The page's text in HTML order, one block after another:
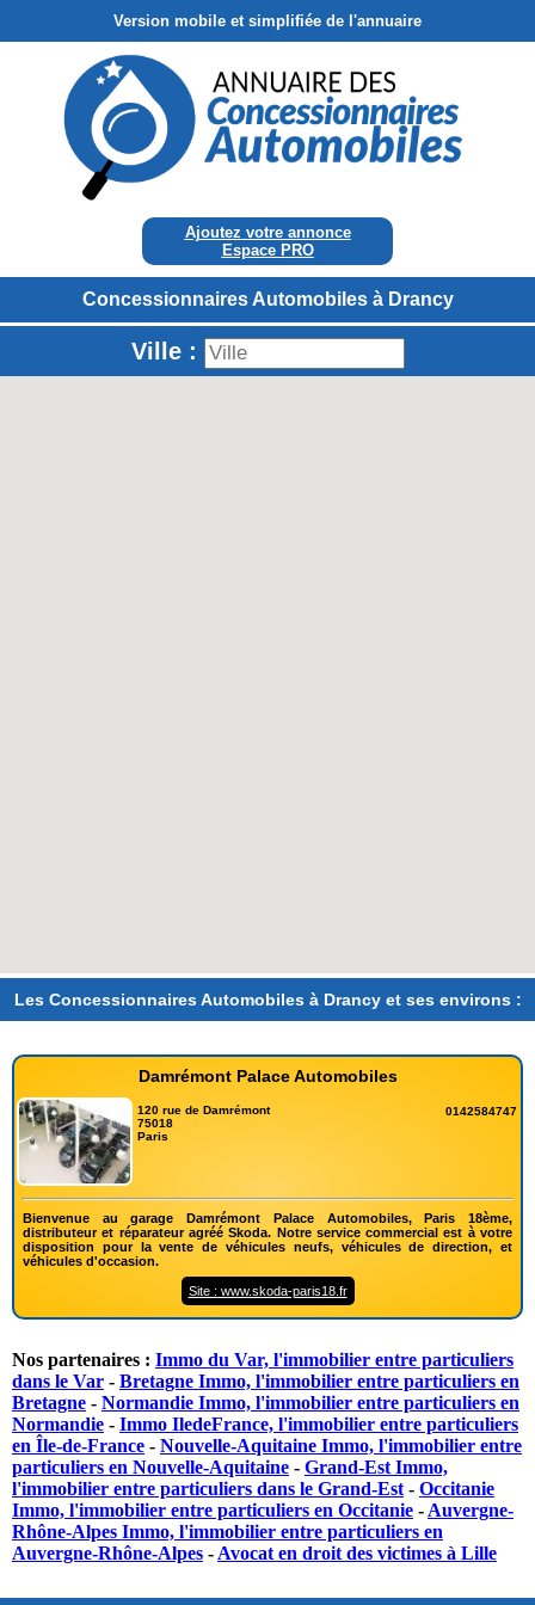
Version mobile et simplifiée de l'annuaire
Ajoutez votre annonce
Espace PRO
Concessionnaires Automobiles à Drancy
Ville :
Les Concessionnaires Automobiles à Drancy et ses environs :
Damrémont Palace Automobiles
120 rue de Damrémont
75018
Paris
0142584747
Bienvenue au garage Damrémont Palace Automobiles, Paris 18ème,
distributeur et réparateur agréé Skoda. Notre service commercial est à votre
disposition pour la vente de véhicules neufs, véhicules de direction, et
véhicules d'occasion.
Site : www.skoda-paris18.fr
Nos partenaires : Immo du Var, l'immobilier entre particuliers
dans le Var - Bretagne Immo, l'immobilier entre particuliers en
Bretagne - Normandie Immo, l'immobilier entre particuliers en
Normandie - Immo IledeFrance, l'immobilier entre particuliers
en Île-de-France - Nouvelle-Aquitaine Immo, l'immobilier entre
particuliers en Nouvelle-Aquitaine - Grand-Est Immo,
l'immobilier entre particuliers dans le Grand-Est - Occitanie
Immo, l'immobilier entre particuliers en Occitanie - Auvergne-
Rhône-Alpes Immo, l'immobilier entre particuliers en
Auvergne-Rhône-Alpes - Avocat en droit des victimes à Lille